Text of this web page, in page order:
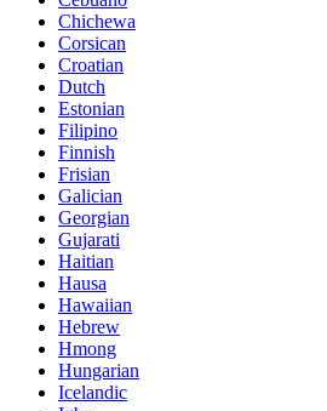
Chichewa
Corsican
Croatian
Dutch
Estonian
Filipino
Finnish
Frisian
Galician
Georgian
Gujarati
Haitian
Hausa
Hawaiian
Hebrew
Hmong
Hungarian
Icelandic